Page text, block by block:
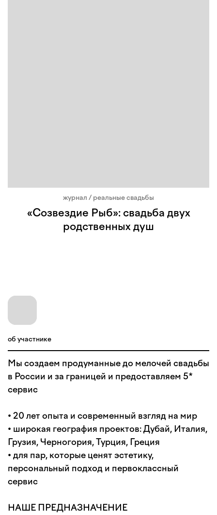
журнал / реальные свадьбы
«Созвездие Рыб»: свадьба двух
родственных душ
об участнике
Мы создаем продуманные до мелочей свадьбы
в России и за границей и предоставляем 5*
сервис
• 20 лет опыта и современный взгляд на мир
• широкая география проектов: Дубай, Италия,
Грузия, Черногория, Турция, Греция
• для пар, которые ценят эстетику,
персональный подход и первоклассный
сервис
НАШЕ ПРЕДНАЗНАЧЕНИЕ